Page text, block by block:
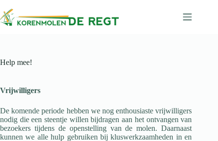
naar
de
Help mee!
Vrijwilligers
De komende periode hebben we nog enthousiaste vrijwilligers
nodig die een steentje willen bijdragen aan het ontvangen van
bezoekers tijdens de openstelling van de molen. Daarnaast
kunnen we alle hulp gebruiken bij kluswerkzaamheden in en